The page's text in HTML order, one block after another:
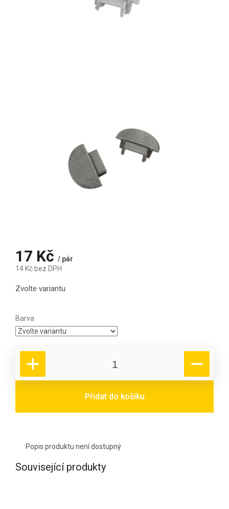
17 Kč / pár
14 Kč bez DPH
Zvolte variantu
Barva
Přidat do košíku
Popis produktu není dostupný
Související produkty